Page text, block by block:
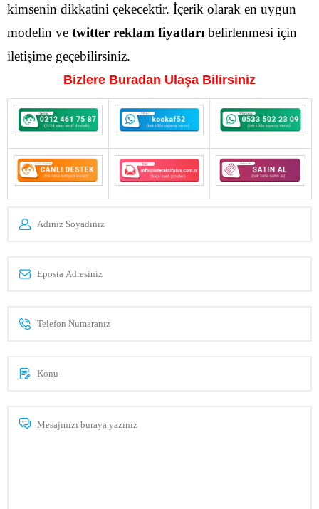
kimsenin dikkatini çekecektir. İçerik olarak en uygun
modelin ve twitter reklam fiyatları belirlenmesi için
iletişime geçebilirsiniz.
Bizlere Buradan Ulaşa Bilirsiniz